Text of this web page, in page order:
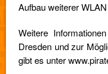
Aufbau weiterer
Weitere
Dresden und zur
gibt es unter